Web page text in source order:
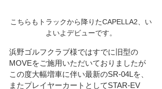
こちらもトラックから降りたCAPELLA2、い
よいよデビューです。
浜野ゴルフクラブ様ではすでに旧型の
MOVEをご施用いただいておりましたが
この度大幅増車に伴い最新のSR-04Lを、
またプレイヤーカートとしてSTAR-EV